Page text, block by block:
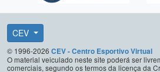
CEV
© 1996-2026 CEV - Centro Esportivo Virtual
O material veiculado neste site poderá ser
comerciais, segundo os termos da licença da